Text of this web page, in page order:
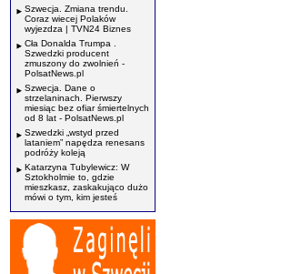
Szwecja. Zmiana trendu.
Coraz wiecej Polaków
wyjezdza | TVN24 Biznes
Cła Donalda Trumpa .
Szwedzki producent
zmuszony do zwolnień -
PolsatNews.pl
Szwecja. Dane o
strzelaninach. Pierwszy
miesiąc bez ofiar śmiertelnych
od 8 lat - PolsatNews.pl
Szwedzki „wstyd przed
lataniem” napędza renesans
podróży koleją
Katarzyna Tubylewicz: W
Sztokholmie to, gdzie
mieszkasz, zaskakująco dużo
mówi o tym, kim jesteś